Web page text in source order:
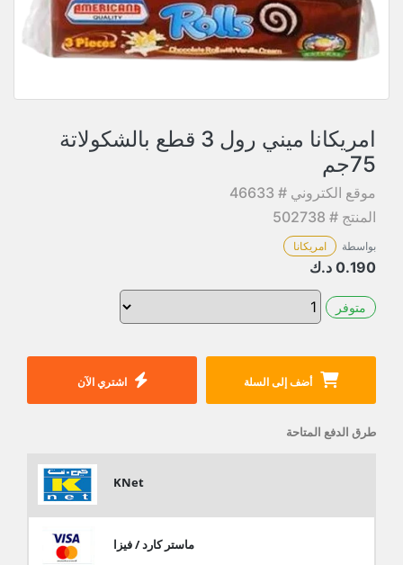
امريكانا ميني رول 3 قطع بالشكولاتة
75جم
موقع الكتروني # 46633
المنتج # 502738
بواسطة امريكانا
0.190 د.ك
متوفر
أضف إلى السلة اشتري الآن
طرق الدفع المتاحة
KNet
ماستر كارد / فيزا